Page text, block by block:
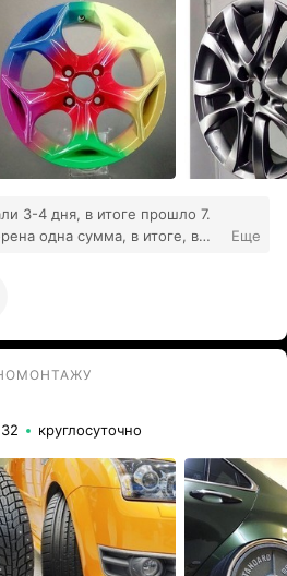
3-4 дня, в итоге прошло 7.
одна сумма, в итоге, в
всего уходят от налогов.
на какую-то
разгильдяйство.
рекомендую данный
Еще
круглосуточно